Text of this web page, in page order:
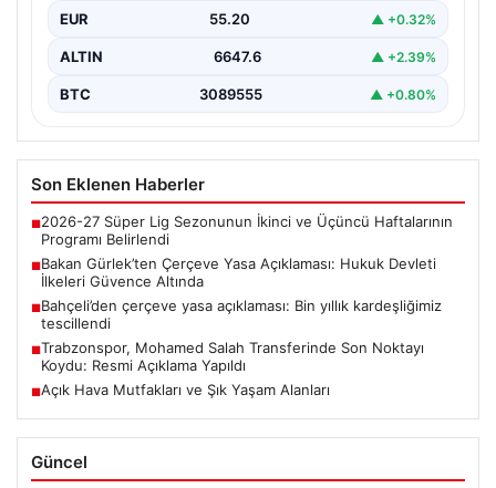
yeni çerçeve…
EUR 55.20 ▲ +0.32%
ALTIN 6647.6 ▲ +2.39%
BTC 3089555 ▲ +0.80%
Son Eklenen Haberler
■2026-27 Süper Lig Sezonunun İkinci ve Üçüncü Haftalarının
Programı Belirlendi
■Bakan Gürlek’ten Çerçeve Yasa Açıklaması: Hukuk Devleti
İlkeleri Güvence Altında
■Bahçeli’den çerçeve yasa açıklaması: Bin yıllık kardeşliğimiz
tescillendi
■Trabzonspor, Mohamed Salah Transferinde Son Noktayı
Koydu: Resmi Açıklama Yapıldı
■Açık Hava Mutfakları ve Şık Yaşam Alanları
Güncel